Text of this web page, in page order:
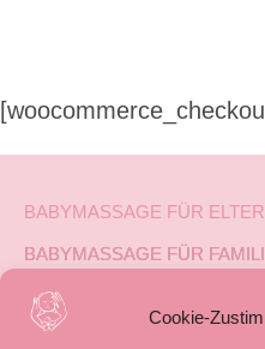
Cookie-
BABYMASSAGE FÜR
BABYMASSAGE FÜR
ÜBER MICH
BLOG